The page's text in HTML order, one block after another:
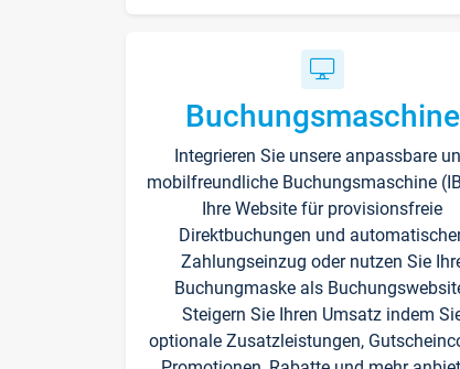
Buchungsmaschine
Integrieren Sie unsere anpassbare
mobilfreundliche Buchungsmaschine
Ihre Website für provisionsfreie
Direktbuchungen und
Zahlungseinzug oder nutzen Sie
Buchungmaske als
Steigern Sie Ihren Umsatz indem
optionale Zusatzleistungen,